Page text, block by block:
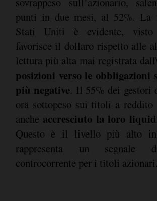
punti in due mesi, al 52%. La
Stati Uniti è evidente, visto
favorisce il dollaro rispetto alle
lettura più alta mai registrata
posizioni verso le obbligazioni
più negative. Il 55% dei gestori
ora sottopeso sui titoli a reddito
anche accresciuto la loro
Questo è il livello più alto
rappresenta un segnale
controcorrente per i titoli azionari.